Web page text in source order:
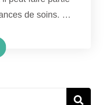
de soins. …